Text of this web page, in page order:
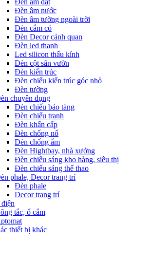
Đèn âm đất
Đèn âm nước
Đèn âm tường ngoài trời
Đèn cắm cỏ
Đèn Decor cảnh quan
Đèn led thanh
Led silicon thấu kính
Đèn cột sân vườn
Đèn kiến trúc
Đèn chiếu kiến trúc góc nhỏ
Đèn tường
chuyên dụng
Đèn chiếu bảo tàng
Đèn chiếu tranh
Đèn khẩn cấp
Đèn chống nổ
Đèn chống ẩm
Đèn Hightbay, nhà xưởng
Đèn chiếu sáng kho hàng, siêu thị
Đèn chiếu sáng thể thao
phale, Decor trang trí
Đèn phale
Decor trang trí
tắc, ổ cắm
thiết bị khác